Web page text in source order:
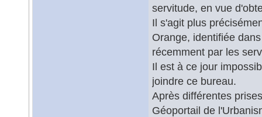
servitude, en vue
Il s'agit plus
Orange, identifiée
récemment par les
Il est à ce jour
joindre ce bureau.
Après différentes
Géoportail de